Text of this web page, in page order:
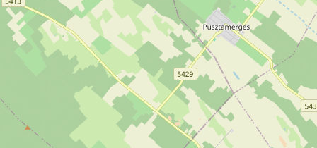
Ub
Donji Milanovac
Apatin
Palić